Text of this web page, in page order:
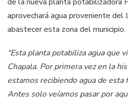
aprovechará agua proveniente del
abastecer esta zona del municipio.
“Esta planta potabiliza agua que
Chapala. Por primera vez en la
estamos recibiendo agua de
Antes solo veíamos pasar por